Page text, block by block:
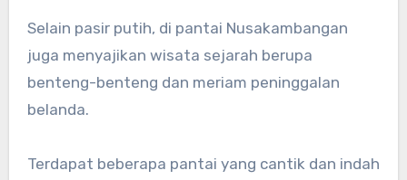
Selain pasir putih, di pantai Nusakambangan
juga menyajikan wisata sejarah berupa
benteng-benteng dan meriam peninggalan
belanda.
Terdapat beberapa pantai yang cantik dan indah